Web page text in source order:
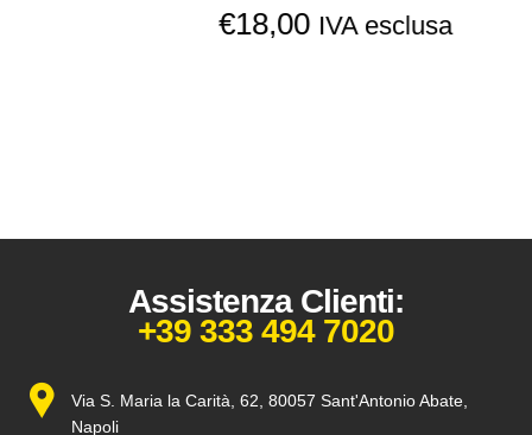
18,00 IVA esclusa
Assistenza Clienti:
+39 333 494 7020
Via S. Maria la Carità, 62, 80057 Sant'Antonio Abate,
Napoli